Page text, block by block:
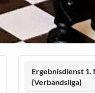
Ergebnisdienst 1.
(Verbandsliga)